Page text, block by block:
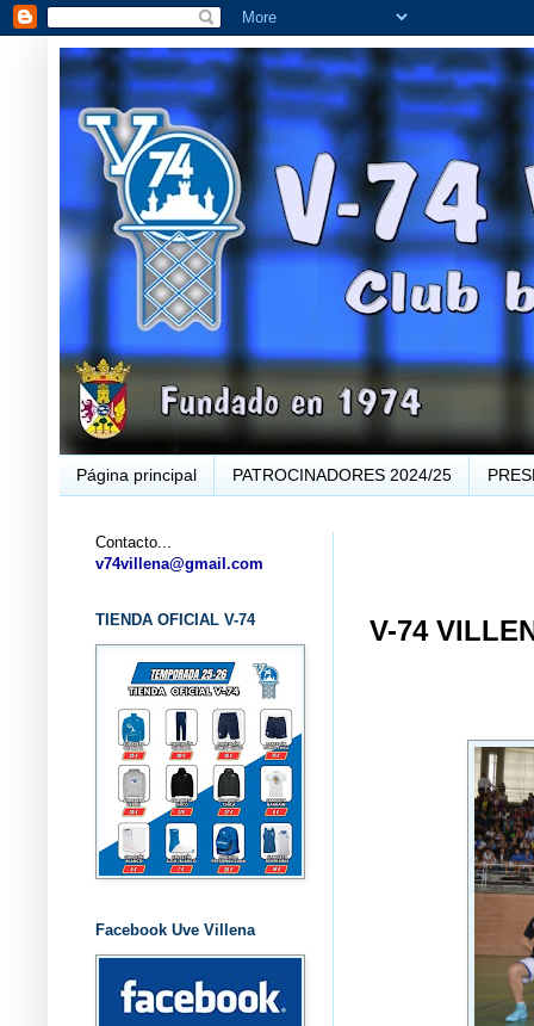
Página principal PATROCINADORES 2024/25
V-74
Contacto...
v74villena@gmail.com
TIENDA OFICIAL V-74
Facebook Uve Villena